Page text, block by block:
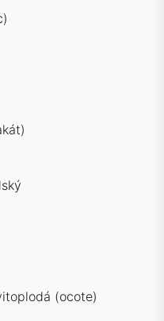
(ocote)